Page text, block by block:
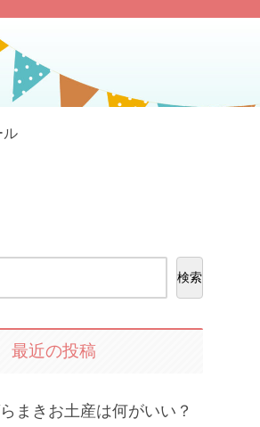
ル
検索
最近の投稿
まきお土産は何がいい？